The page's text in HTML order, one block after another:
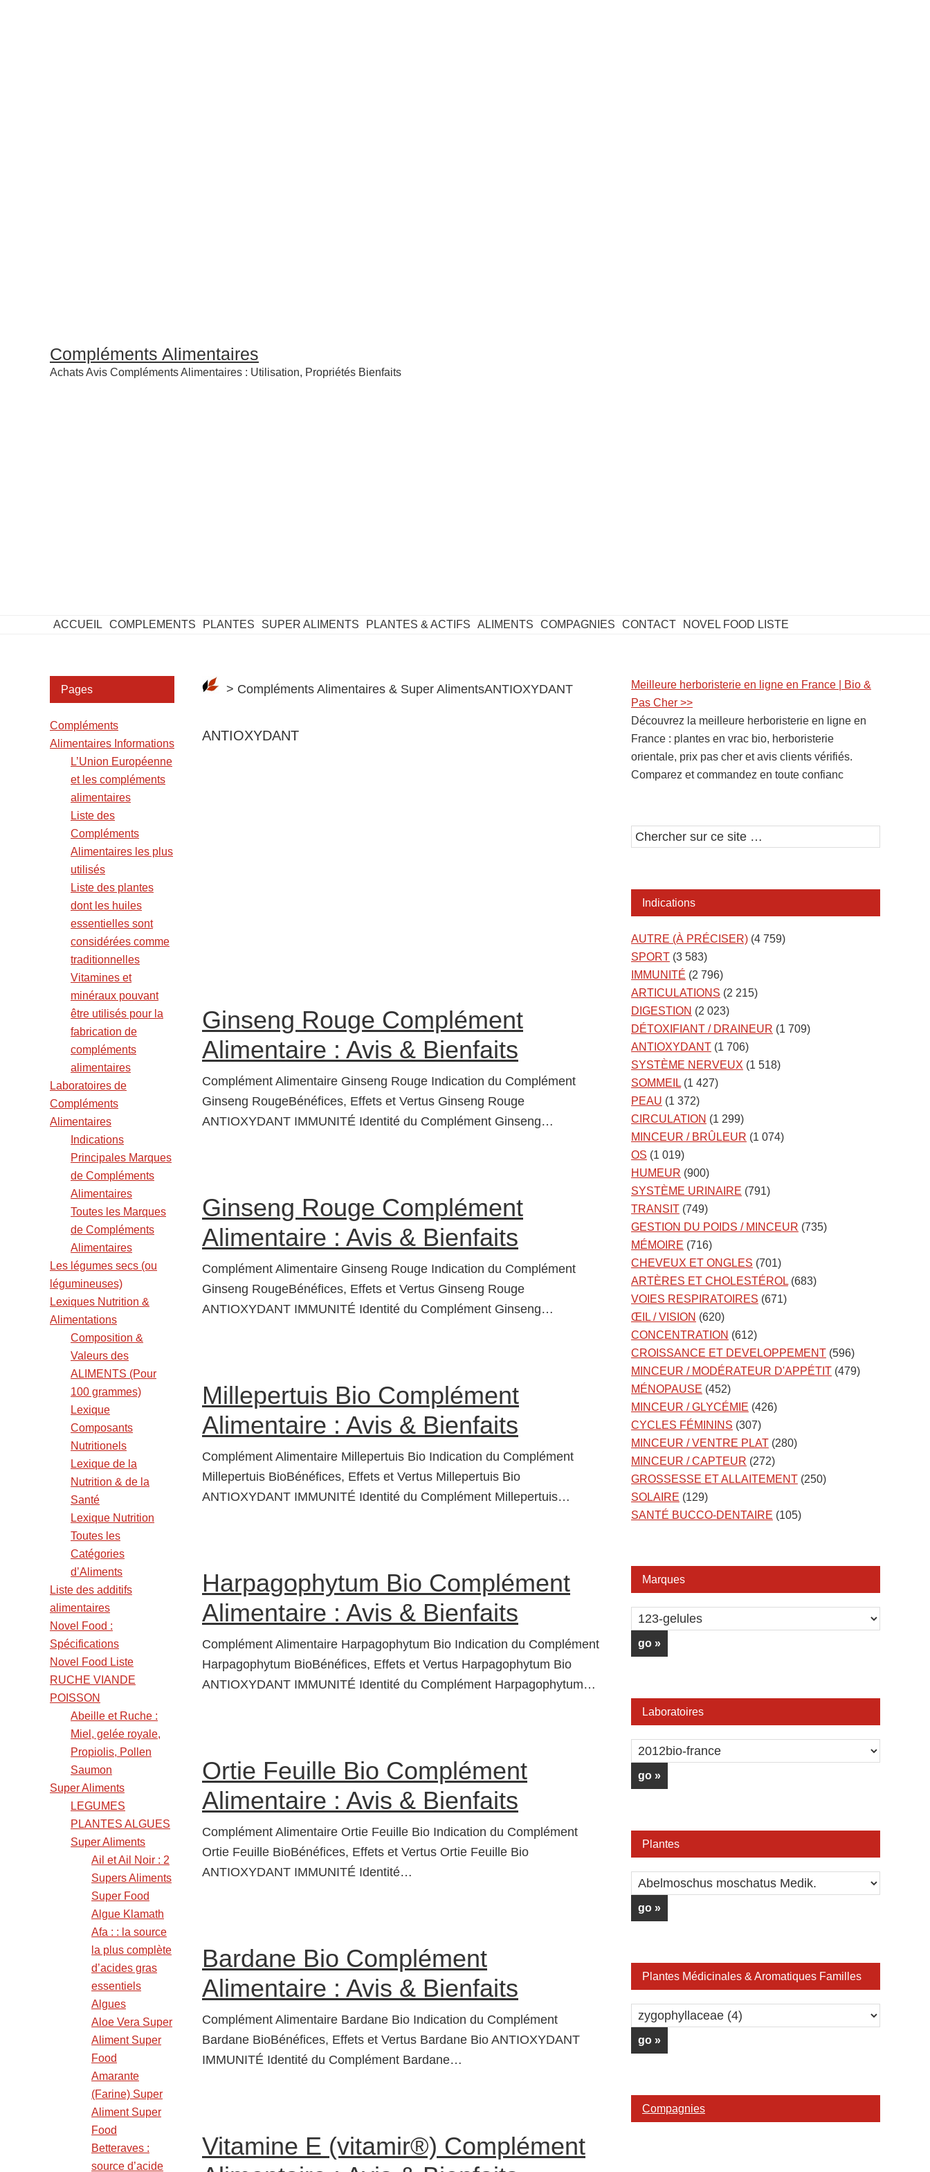
Compléments Alimentaires
Achats Avis Compléments Alimentaires : Utilisation, Propriétés Bienfaits
ACCUEIL COMPLEMENTS PLANTES SUPER ALIMENTS PLANTES & ACTIFS ALIMENTS COMPAGNIES CONTACT NOVEL FOOD LISTE
> Compléments Alimentaires & Super AlimentsANTIOXYDANT
ANTIOXYDANT
Ginseng Rouge Complément
Alimentaire : Avis & Bienfaits
Complément Alimentaire Ginseng Rouge Indication du Complément
Ginseng RougeBénéfices, Effets et Vertus Ginseng Rouge
ANTIOXYDANT IMMUNITÉ Identité du Complément Ginseng…
Ginseng Rouge Complément
Alimentaire : Avis & Bienfaits
Complément Alimentaire Ginseng Rouge Indication du Complément
Ginseng RougeBénéfices, Effets et Vertus Ginseng Rouge
ANTIOXYDANT IMMUNITÉ Identité du Complément Ginseng…
Millepertuis Bio Complément
Alimentaire : Avis & Bienfaits
Complément Alimentaire Millepertuis Bio Indication du Complément
Millepertuis BioBénéfices, Effets et Vertus Millepertuis Bio
ANTIOXYDANT IMMUNITÉ Identité du Complément Millepertuis…
Harpagophytum Bio Complément
Alimentaire : Avis & Bienfaits
Complément Alimentaire Harpagophytum Bio Indication du Complément
Harpagophytum BioBénéfices, Effets et Vertus Harpagophytum Bio
ANTIOXYDANT IMMUNITÉ Identité du Complément Harpagophytum…
Ortie Feuille Bio Complément
Alimentaire : Avis & Bienfaits
Complément Alimentaire Ortie Feuille Bio Indication du Complément
Ortie Feuille BioBénéfices, Effets et Vertus Ortie Feuille Bio
ANTIOXYDANT IMMUNITÉ Identité…
Bardane Bio Complément
Alimentaire : Avis & Bienfaits
Complément Alimentaire Bardane Bio Indication du Complément
Bardane BioBénéfices, Effets et Vertus Bardane Bio ANTIOXYDANT
IMMUNITÉ Identité du Complément Bardane…
Vitamine E (vitamir®) Complément
Barre
latérale
1
Meilleure herboristerie en ligne en France | Bio &
Pas Cher >>
Découvrez la meilleure herboristerie en ligne en
France : plantes en vrac bio, herboristerie
orientale, prix pas cher et avis clients vérifiés.
Comparez et commandez en toute confianc
Chercher
site
Indications
AUTRE (À PRÉCISER) (4 759)
SPORT (3 583)
IMMUNITÉ (2 796)
ARTICULATIONS (2 215)
DIGESTION (2 023)
DÉTOXIFIANT / DRAINEUR (1 709)
ANTIOXYDANT (1 706)
SYSTÈME NERVEUX (1 518)
SOMMEIL (1 427)
PEAU (1 372)
CIRCULATION (1 299)
MINCEUR / BRÛLEUR (1 074)
OS (1 019)
HUMEUR (900)
SYSTÈME URINAIRE (791)
TRANSIT (749)
GESTION DU POIDS / MINCEUR (735)
MÉMOIRE (716)
CHEVEUX ET ONGLES (701)
ARTÈRES ET CHOLESTÉROL (683)
VOIES RESPIRATOIRES (671)
ŒIL / VISION (620)
CONCENTRATION (612)
CROISSANCE ET DEVELOPPEMENT (596)
MINCEUR / MODÉRATEUR D'APPÉTIT (479)
MÉNOPAUSE (452)
MINCEUR / GLYCÉMIE (426)
CYCLES FÉMININS (307)
MINCEUR / VENTRE PLAT (280)
MINCEUR / CAPTEUR (272)
GROSSESSE ET ALLAITEMENT (250)
SOLAIRE (129)
SANTÉ BUCCO-DENTAIRE (105)
Marques
Laboratoires
Plantes
Plantes Médicinales & Aromatiques Familles
Compagnies
Barre
2
Pages
Compléments
Alimentaires Informations
L’Union Européenne
et les compléments
alimentaires
Liste des
Compléments
Alimentaires les plus
utilisés
Liste des plantes
dont les huiles
essentielles sont
considérées comme
traditionnelles
Vitamines et
minéraux pouvant
être utilisés pour la
fabrication de
compléments
alimentaires
Laboratoires de
Compléments
Alimentaires
Indications
Principales Marques
de Compléments
Alimentaires
Toutes les Marques
de Compléments
Alimentaires
Les légumes secs (ou
légumineuses)
Lexiques Nutrition &
Alimentations
Composition &
Valeurs des
ALIMENTS (Pour
100 grammes)
Lexique
Composants
Nutritionels
Lexique de la
Nutrition & de la
Santé
Lexique Nutrition
Toutes les
Catégories
d’Aliments
Liste des additifs
alimentaires
Novel Food :
Spécifications
Novel Food Liste
RUCHE VIANDE
POISSON
Abeille et Ruche :
Miel, gelée royale,
Propiolis, Pollen
Saumon
Super Aliments
LEGUMES
PLANTES ALGUES
Super Aliments
Ail et Ail Noir : 2
Supers Aliments
Super Food
Algue Klamath
Afa : : la source
la plus complète
d’acides gras
essentiels
Algues
Aloe Vera Super
Aliment Super
Food
Amarante
(Farine) Super
Aliment Super
Food
Betteraves :
source d’acide